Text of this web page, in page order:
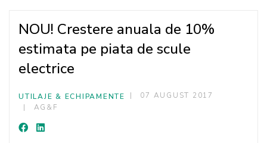
NOU! Crestere anuala de 10%
estimata pe piata de scule
electrice
UTILAJE & ECHIPAMENTE
07 AUGUST 2017
AG&F